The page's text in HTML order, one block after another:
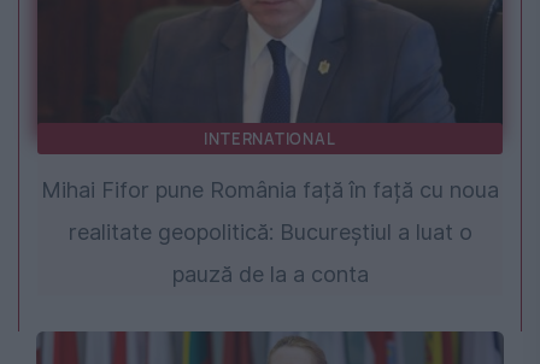
INTERNATIONAL
Mihai Fifor pune România față în față cu noua
realitate geopolitică: Bucureștiul a luat o
pauză de la a conta